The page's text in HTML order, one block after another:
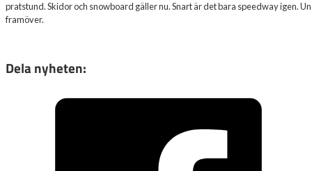
pratstund. Skidor och snowboard gäller nu. Snart är det bara speedway igen.
framöver.
Dela nyheten: